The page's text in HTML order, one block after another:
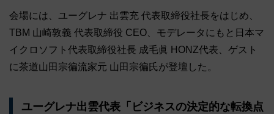
会場には、ユーグレナ 出雲充 代表取締役社長をはじめ、
TBM 山崎敦義 代表取締役 CEO、モデレータにもと日本マ
イクロソフト代表取締役社⻑ 成毛眞 HONZ代表、ゲスト
に茶道山田宗徧流家元 山田宗徧氏が登壇した。
ユーグレナ出雲代表「ビジネスの決定的な転換点